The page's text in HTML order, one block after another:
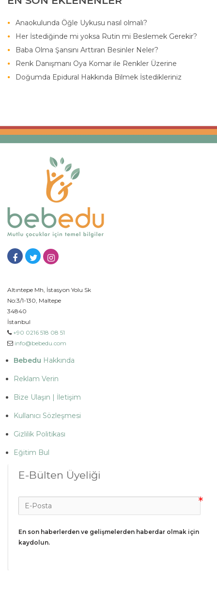
Anaokulunda Öğle Uykusu nasıl olmalı?
Her İstediğinde mi yoksa Rutin mi Beslemek Gerekir?
Baba Olma Şansını Arttıran Besinler Neler?
Renk Danışmanı Oya Komar ile Renkler Üzerine
Doğumda Epidural Hakkında Bilmek İstedikleriniz
Altıntepe Mh, İstasyon Yolu Sk
No:3/1-130, Maltepe
34840
İstanbul
+90 0216 518 08 51
info@bebedu.com
Bebedu Hakkında
Reklam Verin
Bize Ulaşın | İletişim
Kullanıcı Sözleşmesi
Gizlilik Politikası
Eğitim Bul
E-Bülten Üyeliği
En son haberlerden ve gelişmelerden haberdar olmak için
kaydolun.